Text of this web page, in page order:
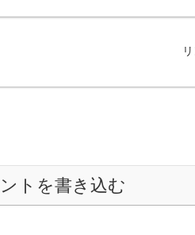
トを書き込む